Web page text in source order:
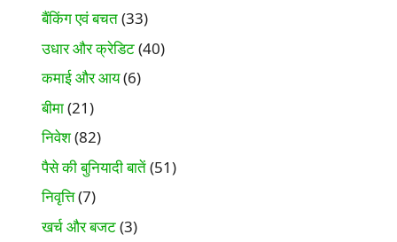
बैंकिंग एवं बचत(33)
उधार और क्रेडिट(40)
कमाई और आय(6)
बीमा(21)
निवेश(82)
पैसे की बुनियादी बातें(51)
निवृत्ति(7)
खर्च और बजट(3)